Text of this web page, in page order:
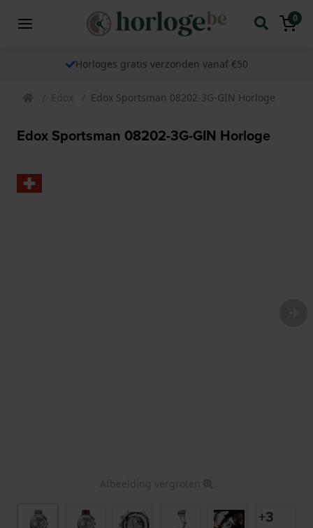
0
Horloges gratis verzonden vanaf €50
Edox Edox Sportsman 08202-3G-GIN Horloge
Edox Sportsman 08202-3G-GIN Horloge
Afbeelding vergroten
+3